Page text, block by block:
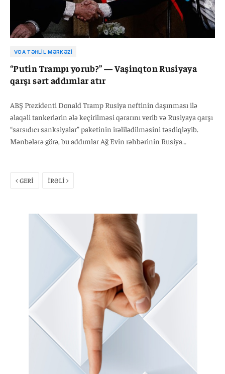
VOA TƏHLIL MƏRKƏZI
“Putin Trampı yorub?” — Vaşinqton Rusiyaya
qarşı sərt addımlar atır
ABŞ Prezidenti Donald Tramp Rusiya neftinin daşınması ilə
əlaqəli tankerlərin ələ keçirilməsi qərarını verib və Rusiyaya qarşı
“sarsıdıcı sanksiyalar” paketinin irəlilədilməsini təsdiqləyib.
Mənbələrə görə, bu addımlar Ağ Evin rəhbərinin Rusiya
müharibənin dayandırılması yolunda əsas maneə kimi qəbul
Ağ Ev hesab edir ki, Rusiya tərəfi danışıqları qəsdən uzadır.
GERİ İRƏLİ